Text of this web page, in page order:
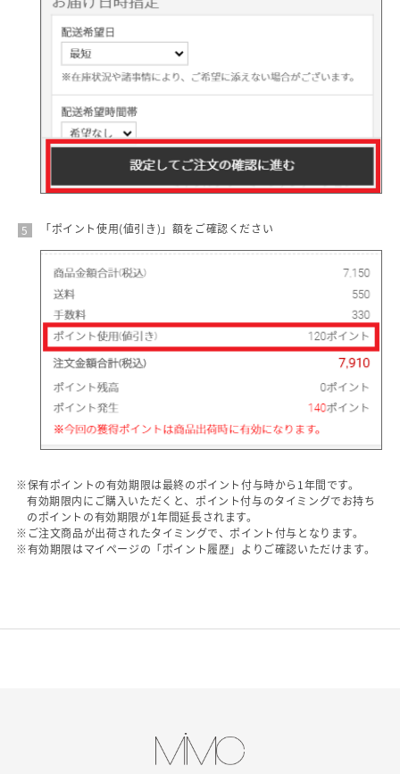
「ポイント使用(値引き)」額をご確認ください
※保有ポイントの有効期限は最終のポイント付与時から1年間です。
有効期限内にご購入いただくと、ポイント付与のタイミングでお持ち
のポイントの有効期限が1年間延長されます。
※ご注文商品が出荷されたタイミングで、ポイント付与となります。
※有効期限はマイページの「ポイント履歴」よりご確認いただけます。